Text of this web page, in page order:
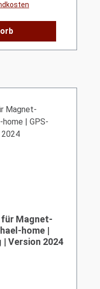
Magnet-
home |
Version 2024